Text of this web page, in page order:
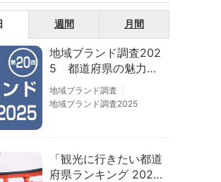
週間 月間
地域ブランド調査202
5 都道府県の魅力度
等調査結果
地域ブランド調査
地域ブランド調査2025
「観光に行きたい都道
府県ランキング 202